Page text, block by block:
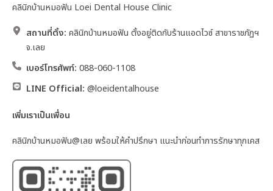
คลินิกบ้านหมอฟัน Loei Dental House Clinic
สถานที่ตั้ง: คลินิกบ้านหมอฟัน ตั้งอยู่ติดกับร้านแอดไวซ์ สาขาราชภัฏฯ
จ.เลย
เบอร์โทรศัพท์: 088-060-1108
LINE Official: @loeidentalhouse
เพิ่มเราเป็นเพื่อน
คลินิกบ้านหมอฟัน@เลย พร้อมให้คำปรึกษา แนะนำก่อนทำการรักษาทุกเคส